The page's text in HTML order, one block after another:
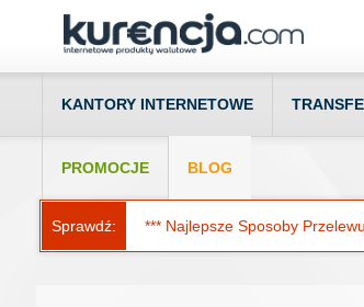
KANTORY INTERNETOWE
PROMOCJE BLOG
Sprawdź: *** Najlepsze Sposoby